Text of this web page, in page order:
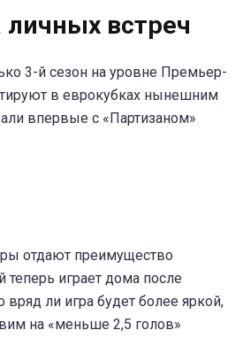
личных встреч
3-й сезон на уровне Премьер-
в еврокубках нынешним
впервые с «Партизаном»
отдают преимущество
теперь играет дома после
ли игра будет более яркой,
на «меньше 2,5 голов»